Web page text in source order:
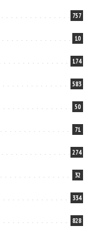
757
10
174
583
50
71
274
32
334
828